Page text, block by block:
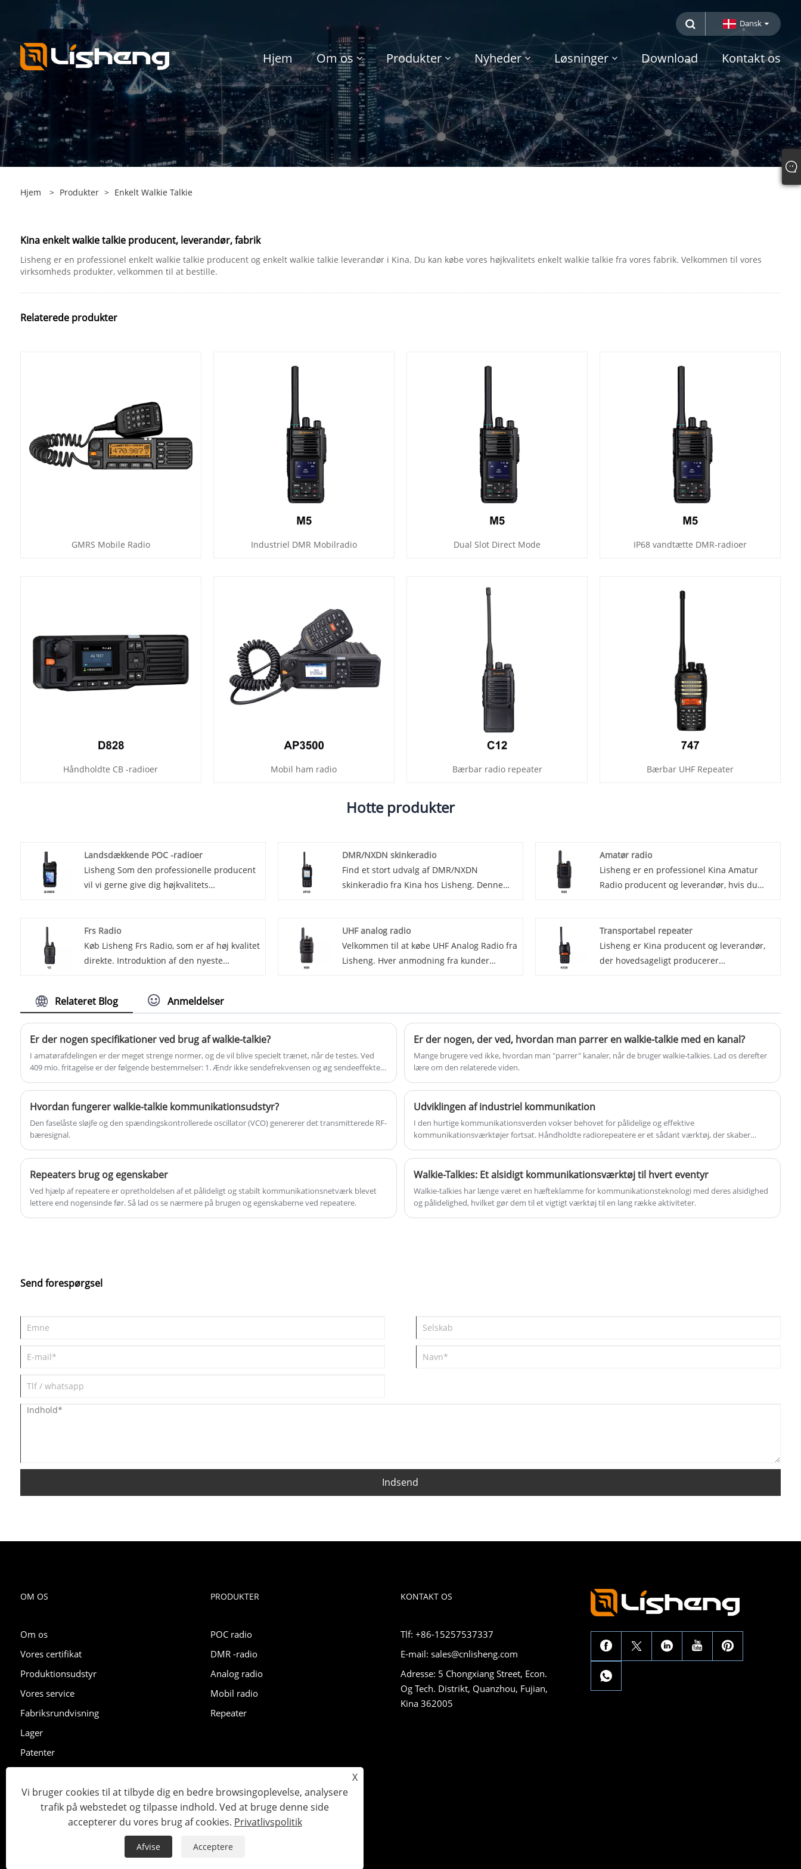
Dansk
Hjem Om os Produkter Nyheder Løsninger Download Kontakt os
Hjem > Produkter > Enkelt Walkie Talkie
Kina enkelt walkie talkie producent, leverandør, fabrik
Lisheng er en professionel enkelt walkie talkie producent og enkelt walkie talkie leverandør i Kina. Du kan købe vores højkvalitets enkelt walkie talkie fra vores fabrik. Velkommen til vores
virksomheds produkter, velkommen til at bestille.
Relaterede produkter
GMRS Mobile Radio Industriel DMR Mobilradio Dual Slot Direct Mode IP68 vandtætte DMR-radioer
Håndholdte CB -radioer Mobil ham radio Bærbar radio repeater Bærbar UHF Repeater
Hotte produkter
Landsdækkende POC -radioer
Lisheng Som den professionelle producent
vil vi gerne give dig højkvalitets
levering. Introduktion af vores
revolutionære landsdækkende POC -radio,
den nyeste innovation inden for
problemfri forbindelse og pålidelig
dem til det perfekte valg for virksomheder,
organisationer og enkeltpersoner, der har
brug for øjeblikkelig kommunikation når
DMR/NXDN skinkeradio
Find et stort udvalg af DMR/NXDN
skinkeradio fra Kina hos Lisheng. Denne
lydkvalitet og fremragende dækning, hvilket
gør den ideel til
langdistancekommunikation. Med sin
Amatør radio
Lisheng er en professionel Kina Amatur
Radio producent og leverandør, hvis du
inden for amatørradioteknologi - Amatur
Radio. Denne banebrydende enhed er
designet til at opfylde behovene hos
Frs Radio
Køb Lisheng Frs Radio, som er af høj kvalitet
direkte. Introduktion af den nyeste
eller udforsker bymiljøer, er disse walkie-
talkies det perfekte værktøj til at holde
kontakten med venner og familie.
UHF analog radio
Velkommen til at købe UHF Analog Radio fra
Lisheng. Hver anmodning fra kunder
Transportabel repeater
Lisheng er Kina producent og leverandør,
der hovedsageligt producerer
Relateret Blog Anmeldelser
Er der nogen specifikationer ved brug af walkie-talkie?
I amatørafdelingen er der meget strenge normer, og de vil blive specielt trænet, når de testes. Ved
409 mio. fritagelse er der følgende bestemmelser: 1. Ændr ikke sendefrekvensen og øg sendeeffekten
interferens til forskellige lovlige radiovirksomheder, når du bruger. Når der er fundet skadelig
interferens, skal du bruge den med det samme og træffe foranstaltninger for at eliminere interferens,
før du fortsætter med at bruge den; *Ved brug af offentligt samtaleanlæg er dets
kommunikationskvalitet ikke beskyttet af radiostyringsbureauer, og den radiovirksomhed, der kan
fungere normalt, bør være forårsaget af andre normale job; 3. Det er forbudt at bruge i lufthavnen og
flyet; 4.Det er forbudt at forbinde til det offentlige telefonnet, det offentlige
Er der nogen, der ved, hvordan man parrer en walkie-talkie med en kanal?
Mange brugere ved ikke, hvordan man "parrer" kanaler, når de bruger walkie-talkies. Lad os derefter
lære om den relaterede viden.
Hvordan fungerer walkie-talkie kommunikationsudstyr?
Den faselåste sløjfe og den spændingskontrollerede oscillator (VCO) genererer det transmitterede RF-
bæresignal.
Udviklingen af ​​industriel kommunikation
I den hurtige kommunikationsverden vokser behovet for pålidelige og effektive
kommunikationsværktøjer fortsat. Håndholdte radiorepeatere er et sådant værktøj, der skaber
Repeaters brug og egenskaber
Ved hjælp af repeatere er opretholdelsen af ​​et pålideligt og stabilt kommunikationsnetværk blevet
lettere end nogensinde før. Så lad os se nærmere på brugen og egenskaberne ved repeatere.
Walkie-Talkies: Et alsidigt kommunikationsværktøj til hvert eventyr
Walkie-talkies har længe været en hæfteklamme for kommunikationsteknologi med deres alsidighed
og pålidelighed, hvilket gør dem til et vigtigt værktøj til en lang række aktiviteter.
Send forespørgsel
Indsend
OM OS
Om os
Vores certifikat
Produktionsudstyr
Vores service
Fabriksrundvisning
Lager
Patenter
PRODUKTER
POC radio
DMR -radio
Analog radio
Mobil radio
Repeater
KONTAKT OS
Tlf: +86-15257537337
E-mail: sales@cnlisheng.com
Adresse: 5 Chongxiang Street, Econ.
Og Tech. Distrikt, Quanzhou, Fujian,
Kina 362005
Copyright © 2023 Lisheng Communications Co., Ltd. Alle rettigheder forbeholdes.
XML Privatlivspolitik
X
Vi bruger cookies til at tilbyde dig en bedre browsingoplevelse, analysere
trafik på webstedet og tilpasse indhold. Ved at bruge denne side
accepterer du vores brug af cookies. Privatlivspolitik
Afvise Acceptere